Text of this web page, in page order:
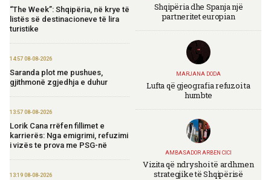
“The Week”: Shqipëria, në krye të
listës së destinacioneve të lira
turistike
14:57 08-08-2026
Saranda plot me pushues,
gjithmonë zgjedhja e duhur
13:57 08-08-2026
Lorik Cana rrëfen fillimet e
karrierës: Nga emigrimi, refuzimi
i vizës te prova me PSG-në
13:19 08-08-2026
Shqipëria dhe Spanja një
partneritet europian
MARJANA DODA
Lufta që gjeografia refuzoi ta
humbte
AMBASADOR ARBEN CICI
Vizita që ndryshoi të ardhmen
strategjike të Shqipërisë